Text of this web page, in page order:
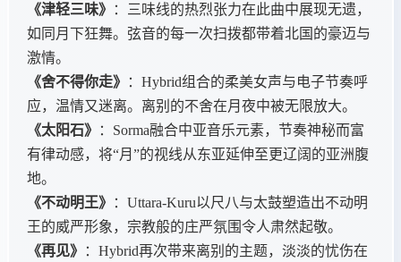
《津轻三味》
：三味线的热烈张力在此曲中展现无遗，
如同月下狂舞。弦音的每一次扫拨都带着北国的豪迈与
激情。
《舍不得你走》
：Hybrid组合的柔美女声与电子节奏呼
应，温情又迷离。离别的不舍在月夜中被无限放大。
《太阳石》
：Sorma融合中亚音乐元素，节奏神秘而富
有律动感，将“月”的视线从东亚延伸至更辽阔的亚洲腹
地。
《不动明王》
：Uttara-Kuru以尺八与太鼓塑造出不动明
王的威严形象，宗教般的庄严氛围令人肃然起敬。
《再见》
：Hybrid再次带来离别的主题，淡淡的忧伤在